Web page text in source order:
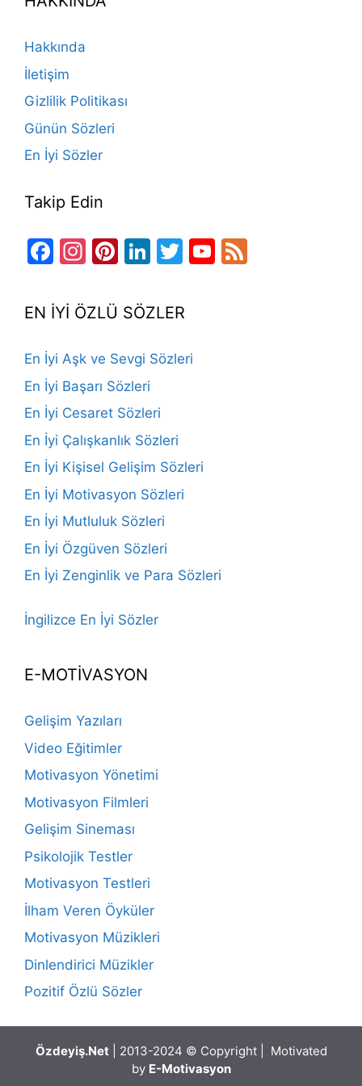
b
o
o
k
a
Hakkında
İletişim
Gizlilik Politikası
Günün Sözleri
En İyi Sözler
Takip Edin
Facebook
Instagram
Pinterest
LinkedIn
TwitterYouTube
EN İYİ ÖZLÜ SÖZLER
En İyi Aşk ve Sevgi Sözleri
En İyi Başarı Sözleri
En İyi Cesaret Sözleri
En İyi Çalışkanlık Sözleri
En İyi Kişisel Gelişim Sözleri
En İyi Motivasyon Sözleri
En İyi Mutluluk Sözleri
En İyi Özgüven Sözleri
En İyi Zenginlik ve Para Sözleri
İngilizce En İyi Sözler
E-MOTİVASYON
Gelişim Yazıları
Video Eğitimler
Motivasyon Yönetimi
Motivasyon Filmleri
Gelişim Sineması
Psikolojik Testler
Motivasyon Testleri
İlham Veren Öyküler
Motivasyon Müzikleri
Dinlendirici Müzikler
Pozitif Özlü Sözler
Özdeyiş.Net| 2013-2024 © Copyright | Motivated
by E-Motivasyon